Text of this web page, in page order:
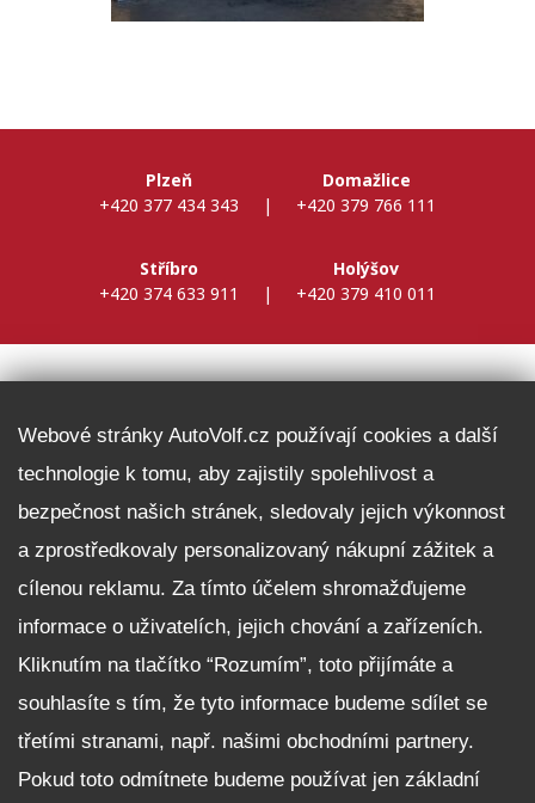
Plzeň
+420 377 434 343
|
Domažlice
+420 379 766 111
Stříbro
+420 374 633 911
|
Holýšov
+420 379 410 011
Fleet program Škoda
Nabídka zaměstnání
Facebook
Reklamační řád
Zásady zpracování osobních údajů pro zákazníky
Upozornění pro věřitele a společníky na jejich práva
Nastavení cookies
NEZÁVAZNĚ POPTAT VŮZ
Webové stránky AutoVolf.cz používají cookies a další
technologie k tomu, aby zajistily spolehlivost a
bezpečnost našich stránek, sledovaly jejich výkonnost
a zprostředkovaly personalizovaný nákupní zážitek a
cílenou reklamu. Za tímto účelem shromažďujeme
informace o uživatelích, jejich chování a zařízeních.
Kliknutím na tlačítko “Rozumím”, toto přijímáte a
souhlasíte s tím, že tyto informace budeme sdílet se
třetími stranami, např. našimi obchodními partnery.
Pokud toto odmítnete budeme používat jen základní